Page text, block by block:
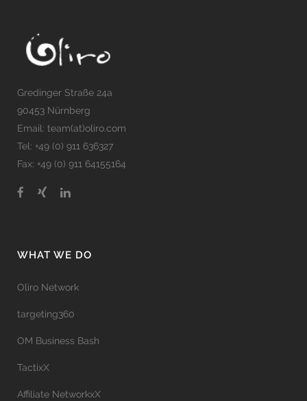
Gredinger Straße 24a
90453 Nürnberg
Email: team(at)oliro.com
Tel: +49 (0) 911 636327
Fax: +49 (0) 911 64155164
WHAT WE DO
Oliro Network
targeting360
OM Business Bash
TactixX
Affiliate NetworkxX